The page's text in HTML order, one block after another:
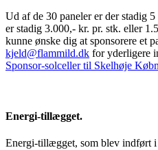
Ud af de 30 paneler er der stadig
er stadig 3.000,- kr. pr. stk. eller
kunne ønske dig at sponsorere et
kjeld@flammild.dk for yderligere
Sponsor-solceller til Skelhøje
Energi-tillægget.
Energi-tillægget, som blev indført